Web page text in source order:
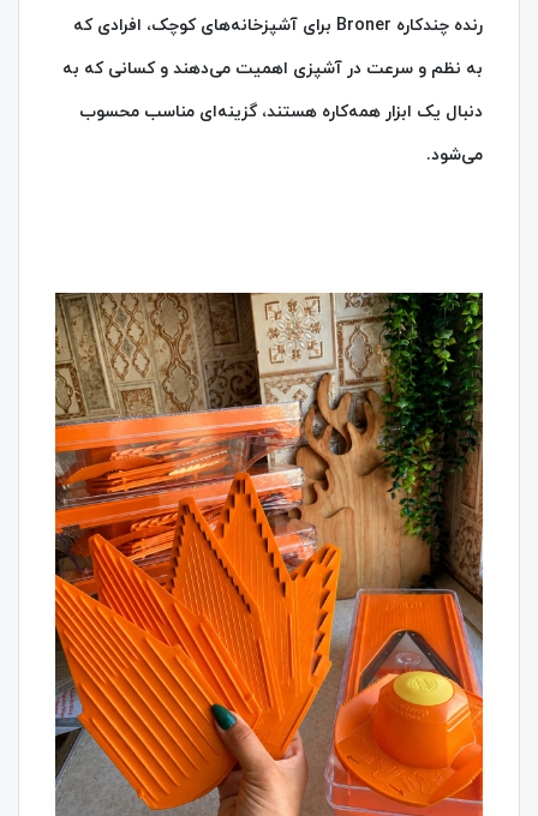
رنده چندکاره Broner برای آشپزخانه‌های کوچک، افرادی که
به نظم و سرعت در آشپزی اهمیت می‌دهند و کسانی که به
دنبال یک ابزار همه‌کاره هستند، گزینه‌ای مناسب محسوب
می‌شود.